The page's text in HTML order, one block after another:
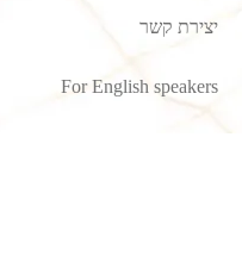
יצירת קשר
For English speakers